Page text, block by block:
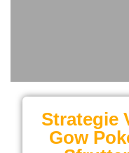
Strategie
Gow